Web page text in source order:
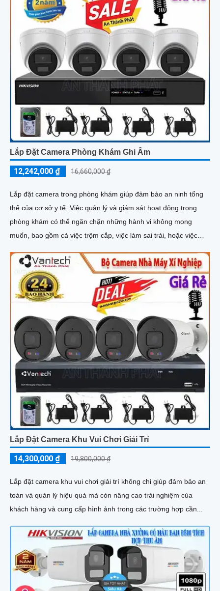
Lắp Đặt Camera Phòng Khám Ghi Âm
12,242,000 ₫ 16,660,000 ₫
Lắp đặt camera trong phòng khám giúp đảm bảo an ninh tổng
thể của cơ sở y tế. Việc quản lý và giám sát hoạt động trong
phòng khám có thể ngăn chặn những hành vi không mong
muốn, bao gồm cả việc trộm cắp, việc làm sai trái, hoặc việc
Lắp Đặt Camera Khu Vui Chơi Giải Trí
14,300,000 ₫ 19,800,000 ₫
Lắp đặt camera khu vui chơi giải trí không chỉ giúp đảm bảo an
toàn và quản lý hiệu quả mà còn nâng cao trải nghiệm của
khách hàng và cung cấp hình ảnh trong các trường hợp cần...